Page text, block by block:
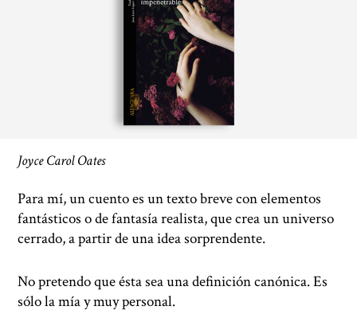
Joyce Carol Oates
Para mí, un cuento es un texto breve con elementos
fantásticos o de fantasía realista, que crea un universo
cerrado, a partir de una idea sorprendente.
No pretendo que ésta sea una definición canónica. Es
sólo la mía y muy personal.